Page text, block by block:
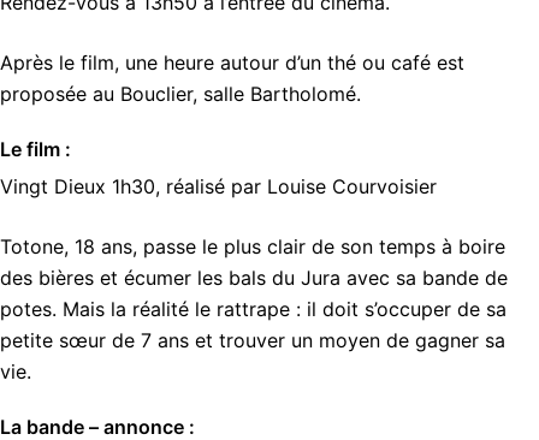
Après le film, une heure autour d’un thé ou café est
proposée au Bouclier, salle Bartholomé.
Le film :
Vingt Dieux 1h30, réalisé par Louise Courvoisier
Totone, 18 ans, passe le plus clair de son temps à boire
des bières et écumer les bals du Jura avec sa bande de
potes. Mais la réalité le rattrape : il doit s’occuper de sa
petite sœur de 7 ans et trouver un moyen de gagner sa
vie.
La bande – annonce :